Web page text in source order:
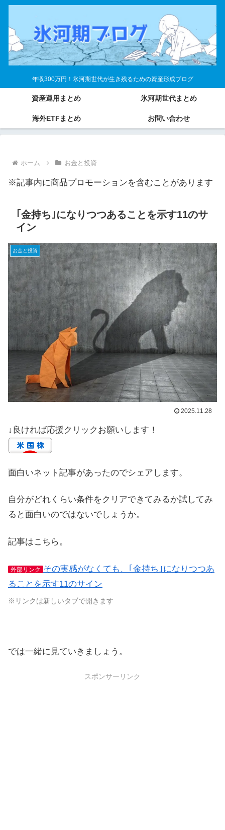
年収300万円！氷河期世代が生き残るための資産形成ブログ
資産運用まとめ 氷河期世代まとめ
海外ETFまとめ お問い合わせ
ホーム お金と投資
※記事内に商品プロモーションを含むことがあります
｢金持ち｣になりつつあることを示す11のサ
イン
お金と投資
2025.11.28
↓良ければ応援クリックお願いします！
面白いネット記事があったのでシェアします。
自分がどれくらい条件をクリアできてみるか試してみ
ると面白いのではないでしょうか。
記事はこちら。
外部リンク その実感がなくても、｢金持ち｣になりつつあ
ることを示す11のサイン
※リンクは新しいタブで開きます
では一緒に見ていきましょう。
スポンサーリンク